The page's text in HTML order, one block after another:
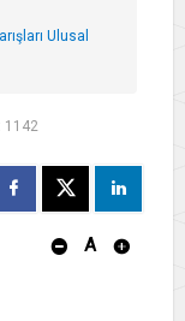
Ulusal
1142
A